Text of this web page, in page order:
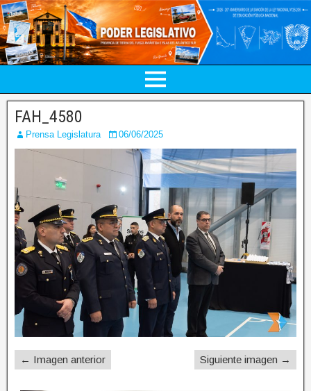
FAH_4580
Prensa Legislatura 06/06/2025
← Imagen anterior Siguiente imagen →